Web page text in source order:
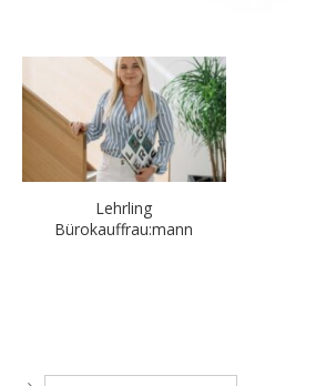
Lehrling
Bürokauffrau:mann